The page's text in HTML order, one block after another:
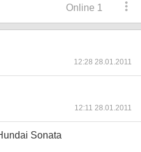
Online 1
12:28 28.01.2011
12:11 28.01.2011
Sonata